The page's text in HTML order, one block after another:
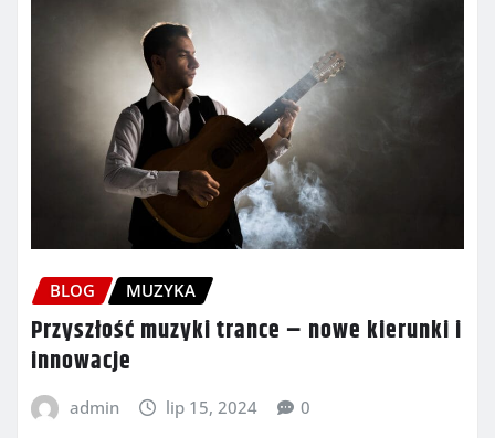
BLOG MUZYKA
Przyszłość muzyki trance – nowe kierunki i
innowacje
admin lip 15, 2024 0